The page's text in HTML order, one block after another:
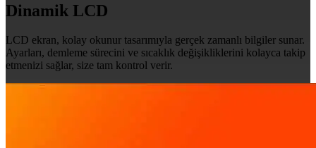
Dinamik LCD
LCD ekran, kolay okunur tasarımıyla gerçek zamanlı bilgiler sunar.
Ayarları, demleme sürecini ve sıcaklık değişikliklerini kolayca takip
etmenizi sağlar, size tam kontrol verir.